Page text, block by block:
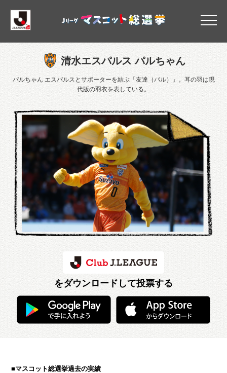
清水エスパルス
清水エスパルス パルちゃん
パルちゃん エスパルスとサポーターを結ぶ「友達（パル）」。耳の羽は現
代版の羽衣を表している。
をダウンロードして投票する
■マスコット総選挙過去の実績